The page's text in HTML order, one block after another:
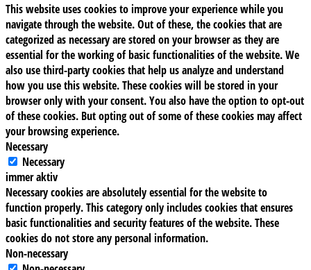
This website uses cookies to improve your experience while you
navigate through the website. Out of these, the cookies that are
categorized as necessary are stored on your browser as they are
essential for the working of basic functionalities of the website. We
also use third-party cookies that help us analyze and understand
how you use this website. These cookies will be stored in your
browser only with your consent. You also have the option to opt-out
of these cookies. But opting out of some of these cookies may affect
your browsing experience.
Necessary
Necessary
immer aktiv
Necessary cookies are absolutely essential for the website to
function properly. This category only includes cookies that ensures
basic functionalities and security features of the website. These
cookies do not store any personal information.
Non-necessary